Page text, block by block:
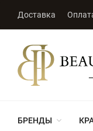
Доставка
БРЕНДЫ